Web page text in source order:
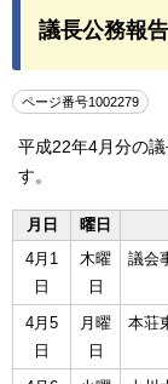
議長公務報
ページ番号1002279
平成22年4月分の
す。
月日 曜日
4月1
日
木曜
日
議会
4月5
日
月曜
日
本荘